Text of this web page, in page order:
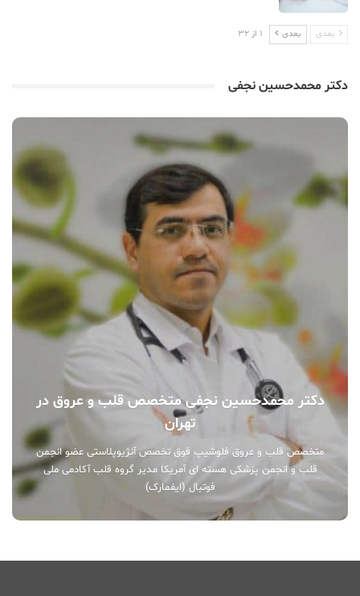
بعدی بعدی 1 از 32
دکتر محمدحسین نجفی
دکتر محمدحسین نجفی متخصص قلب و عروق در
تهران
متخصص قلب و عروق فلوشیپ فوق تخصص آنژیوپلاستی عضو انجمن
قلب و انجمن پزشکی هسته ای آمریکا مدیر گروه قلب آکادمی ملی
فوتبال (ایفمارک)